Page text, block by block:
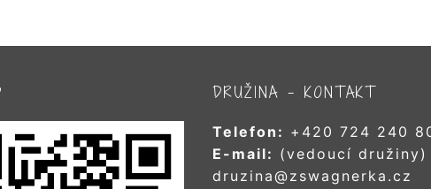
DRUŽINA – KONTAKT
Telefon: +420 724 240
E-mail: (vedoucí družiny)
druzina@zswagnerka.cz